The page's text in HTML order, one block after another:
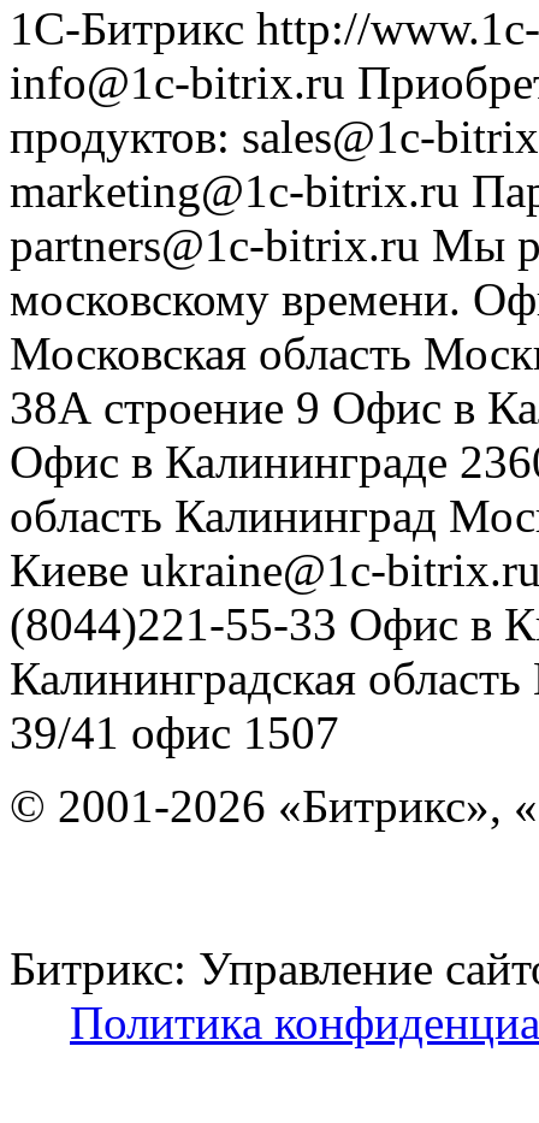
1С-Битрикс http://
info@1c-bitrix.ru
продуктов: sales@1c-
marketing@1c-bitrix.ru
partners@1c-bitrix.ru Мы
московскому времени.
Московская область
38А строение 9 Офис в
Офис в Калининграде
область Калининград
Киеве ukraine@1c-
(8044)221-55-33 Офис в
Калининградская область
39/41 офис 1507
© 2001-2026 «Битрикс»,
Битрикс: Управление
Политика